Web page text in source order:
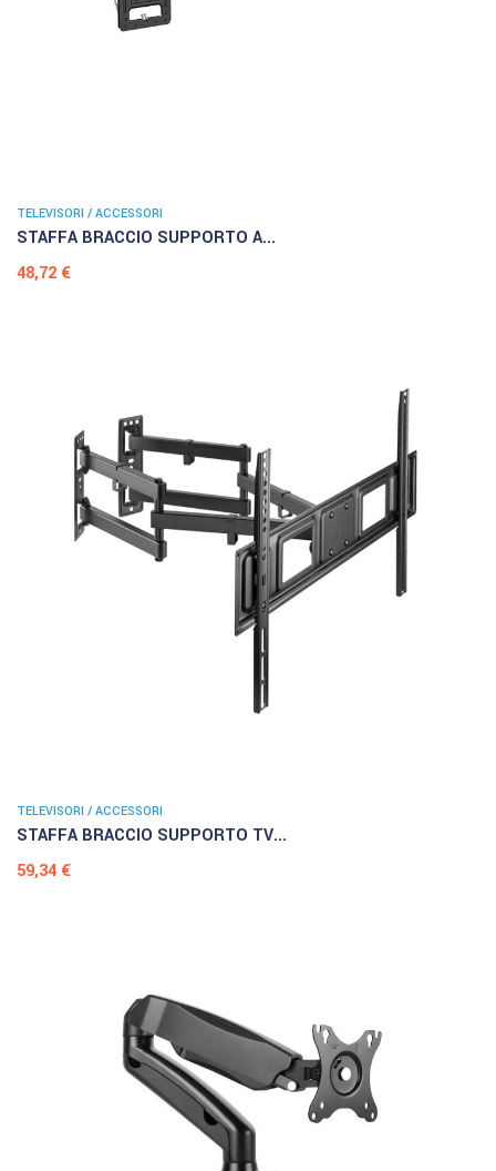
TELEVISORI / ACCESSORI
STAFFA BRACCIO SUPPORTO A...
Prezzo
48,72 €
TELEVISORI / ACCESSORI
STAFFA BRACCIO SUPPORTO TV...
Prezzo
59,34 €